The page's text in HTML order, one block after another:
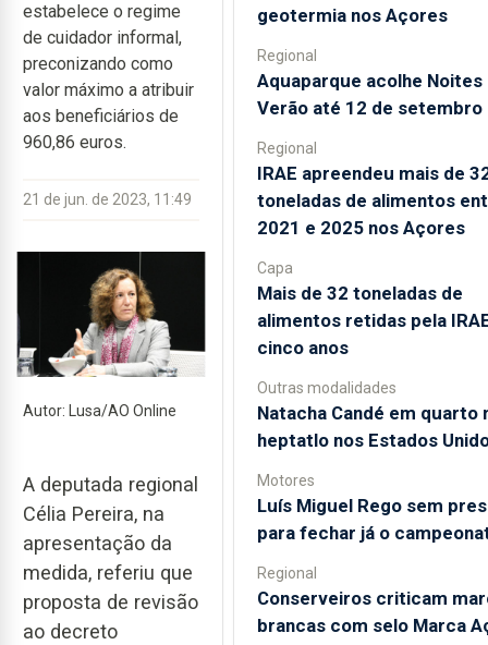
estabelece o regime
de cuidador informal,
preconizando como
valor máximo a atribuir
aos beneficiários de
960,86 euros.
21 de jun. de 2023, 11:49
Autor: Lusa/AO Online
A deputada regional
Célia Pereira, na
apresentação da
medida, referiu que
proposta de revisão
ao decreto
geotermia nos Açores
Regional
Aquaparque acolhe Noites
Verão até 12 de setembro
Regional
IRAE apreendeu mais de
toneladas de alimentos
2021 e 2025 nos Açores
Capa
Mais de 32 toneladas de
alimentos retidas pela
cinco anos
Outras modalidades
Natacha Candé em quarto
heptatlo nos Estados
Motores
Luís Miguel Rego sem
para fechar já o
Regional
Conserveiros criticam
brancas com selo Marca